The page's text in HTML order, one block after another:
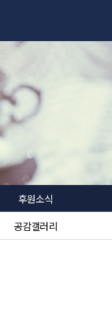
후원소식
공감갤러리